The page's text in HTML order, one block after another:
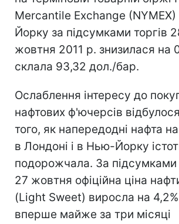
Mercantile Exchange
Йорку за підсумками торгів
жовтня 2011 р. знизилася на
склала 93,32 дол./бар.
Ослаблення інтересу до
нафтових ф'ючерсів
того, як напередодні нафта
в Лондоні і в Нью-Йорку
подорожчала. За підсумками
27 жовтня офіційна ціна
(Light Sweet) виросла на 4,2%
вперше майже за три місяці